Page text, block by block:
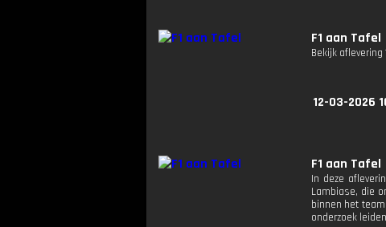
F1 aan Tafel
Bekijk aflevering
12-03-2026
F1 aan Tafel
In deze
Lambiase, die
binnen het
onderzoek